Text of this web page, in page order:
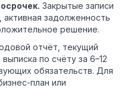
Закрытые записи
задолженность
решение.
отчёт, текущий
по счёту за 6–12
обязательств. Для
план или